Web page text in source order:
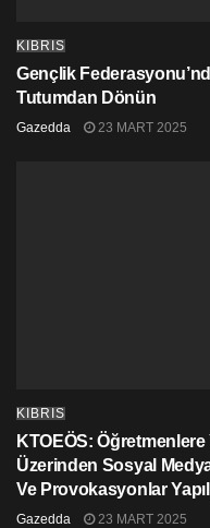
KIBRIS
Gençlik
Tutumdan Dönün
Gazedda 23 MART 2025
KIBRIS
KTOEÖS:
Üzerinden Sosyal
Ve Provokasyonlar
Gazedda 23 MART 2025